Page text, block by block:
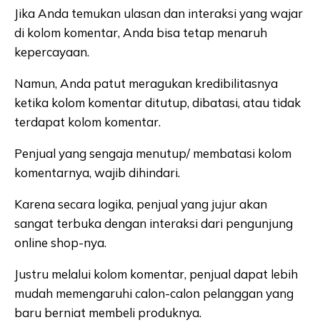
Jika Anda temukan ulasan dan interaksi yang wajar
di kolom komentar, Anda bisa tetap menaruh
kepercayaan.
Namun, Anda patut meragukan kredibilitasnya
ketika kolom komentar ditutup, dibatasi, atau tidak
terdapat kolom komentar.
Penjual yang sengaja menutup/ membatasi kolom
komentarnya, wajib dihindari.
Karena secara logika, penjual yang jujur akan
sangat terbuka dengan interaksi dari pengunjung
online shop-nya.
Justru melalui kolom komentar, penjual dapat lebih
mudah memengaruhi calon-calon pelanggan yang
baru berniat membeli produknya.